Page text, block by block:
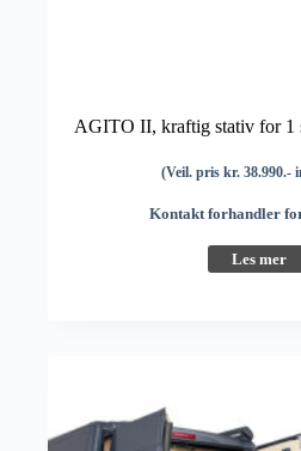
AGITO II, kraftig stativ for 1
(Veil. pris kr. 38.990.-
Kontakt forhandler
Les mer